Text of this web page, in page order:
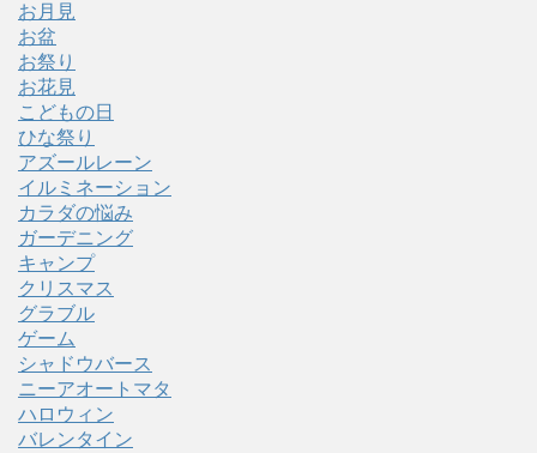
お月見
お盆
お祭り
お花見
こどもの日
ひな祭り
アズールレーン
イルミネーション
カラダの悩み
ガーデニング
キャンプ
クリスマス
グラブル
ゲーム
シャドウバース
ニーアオートマタ
ハロウィン
バレンタイン